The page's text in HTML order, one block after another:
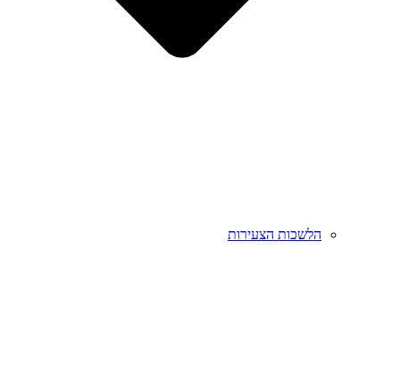
הלשכות הצעירות